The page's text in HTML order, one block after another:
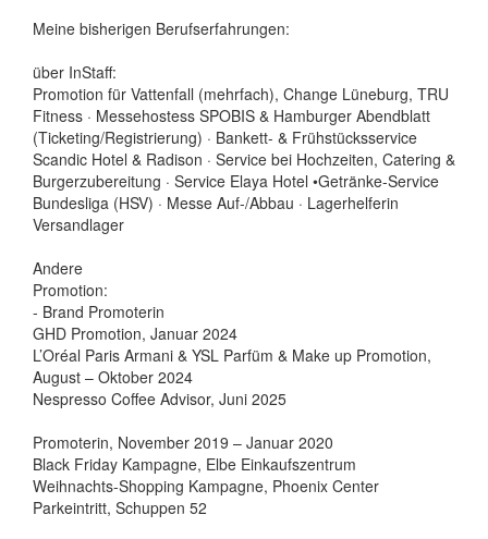
Meine bisherigen Berufserfahrungen:
über InStaff:
Promotion für Vattenfall (mehrfach), Change Lüneburg, TRU
Fitness · Messehostess SPOBIS & Hamburger Abendblatt
(Ticketing/Registrierung) · Bankett- & Frühstücksservice
Scandic Hotel & Radison · Service bei Hochzeiten, Catering &
Burgerzubereitung · Service Elaya Hotel •Getränke-Service
Bundesliga (HSV) · Messe Auf-/Abbau · Lagerhelferin
Versandlager
Andere
Promotion:
- Brand Promoterin
GHD Promotion, Januar 2024
L’Oréal Paris Armani & YSL Parfüm & Make up Promotion,
August – Oktober 2024
Nespresso Coffee Advisor, Juni 2025
Promoterin, November 2019 – Januar 2020
Black Friday Kampagne, Elbe Einkaufszentrum
Weihnachts-Shopping Kampagne, Phoenix Center
Parkeintritt, Schuppen 52